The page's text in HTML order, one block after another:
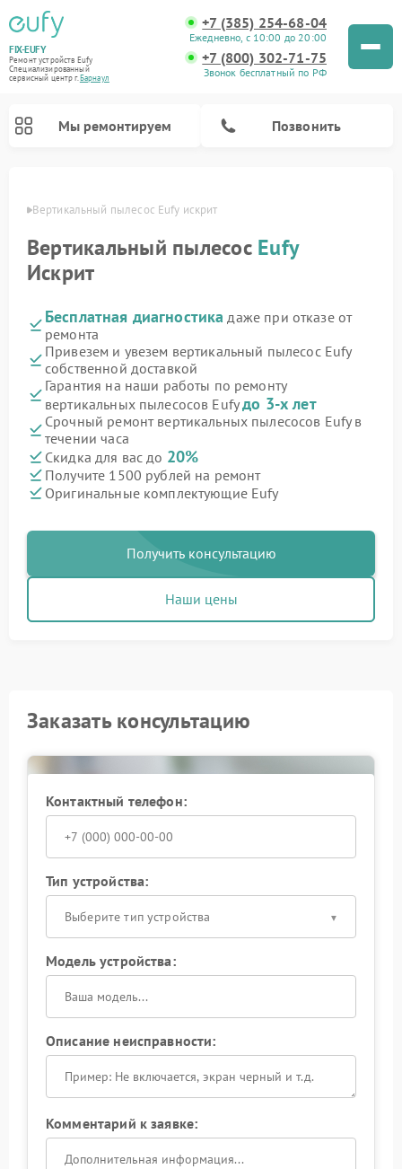
FIX-EUFY
Ремонт устройств Eufy
Специализированный
cервисный центр г.Барнаул
+7 (385) 254-68-04
Ежедневно, с 10:00 до 20:00
+7 (800) 302-71-75
Звонок бесплатный по РФ
Мы ремонтируем Позвонить
Вертикальный пылесос Eufy искрит
Вертикальный пылесос Eufy
Искрит
Бесплатная диагностика даже при отказе от
ремонта
Привезем и увезем вертикальный пылесос Eufy
собственной доставкой
Гарантия на наши работы по ремонту
вертикальных пылесосов Eufyдо 3-х лет
Срочный ремонт вертикальных пылесосов Eufy в
течении часа
Скидка для вас до 20%
Получите 1500 рублей на ремонт
Оригинальные комплектующие Eufy
Получить консультацию
Наши цены
Заказать консультацию
Контактный телефон:
Тип устройства:
Выберите тип устройства
Модель устройства:
Описание неисправности:
Комментарий к заявке: